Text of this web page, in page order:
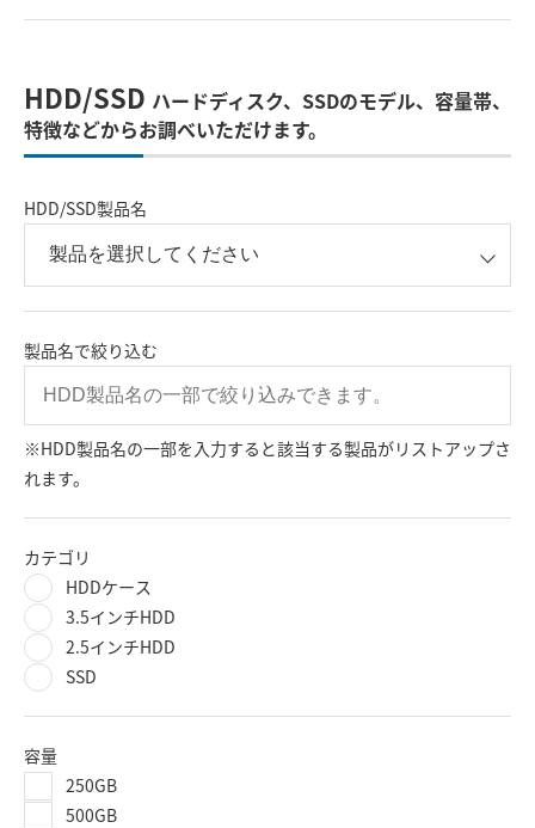
HDD/SSD ハードディスク、SSDのモデル、容量帯、
特徴などからお調べいただけます。
HDD/SSD製品名
製品名で絞り込む
※HDD製品名の一部を入力すると該当する製品がリストアップさ
れます。
カテゴリ
HDDケース
3.5インチHDD
2.5インチHDD
SSD
容量
250GB
500GB